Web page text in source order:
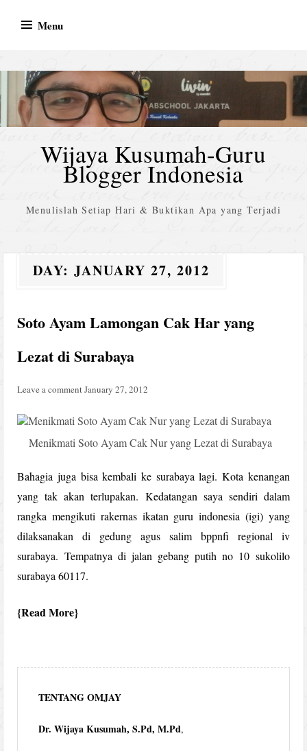
Menu
Wijaya Kusumah-Guru
Blogger Indonesia
Menulislah Setiap Hari & Buktikan Apa yang Terjadi
DAY:JANUARY 27, 2012
Soto Ayam Lamongan Cak Har yang
Lezat di Surabaya
Leave a comment January 27, 2012
Menikmati Soto Ayam Cak Nur yang Lezat di Surabaya
Bahagia juga bisa kembali ke surabaya lagi. Kota kenangan
yang tak akan terlupakan. Kedatangan saya sendiri dalam
rangka mengikuti rakernas ikatan guru indonesia (igi) yang
dilaksanakan di gedung agus salim bppnfi regional iv
surabaya. Tempatnya di jalan gebang putih no 10 sukolilo
surabaya 60117.
Read More
TENTANG OMJAY
Dr. Wijaya Kusumah, S.Pd, M.Pd,